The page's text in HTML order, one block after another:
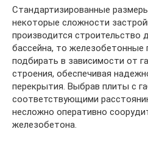
Стандартизированные
некоторые сложности
производится строительство
бассейна, то железобетонные
подбирать в зависимости от
строения, обеспечивая
перекрытия. Выбрав плиты с
соответствующими
несложно оперативно
железобетона.